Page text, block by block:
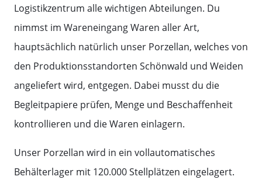
Logistikzentrum alle wichtigen Abteilungen. Du
nimmst im Wareneingang Waren aller Art,
hauptsächlich natürlich unser Porzellan, welches von
den Produktionsstandorten Schönwald und Weiden
angeliefert wird, entgegen. Dabei musst du die
Begleitpapiere prüfen, Menge und Beschaffenheit
kontrollieren und die Waren einlagern.
Unser Porzellan wird in ein vollautomatisches
Behälterlager mit 120.000 Stellplätzen eingelagert.